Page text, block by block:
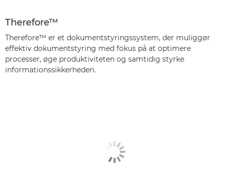
Therefore™
Therefore™ er et dokumentstyringssystem, der muliggør
effektiv dokumentstyring med fokus på at optimere
processer, øge produktiviteten og samtidig styrke
informationssikkerheden.